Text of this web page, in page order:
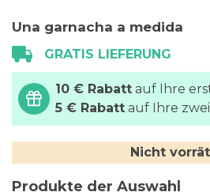
Anfang
der
Bildgalerie
springen
Una garnacha a medida
GRATIS LIEFERUNG
10 € Rabatt auf Ihre
5 € Rabatt auf Ihre
Nicht
Produkte der Auswahl